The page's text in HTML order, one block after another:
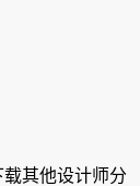
其他设计师分